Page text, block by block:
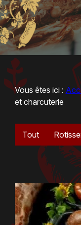
Vous êtes ici :
et charcuterie
Tout